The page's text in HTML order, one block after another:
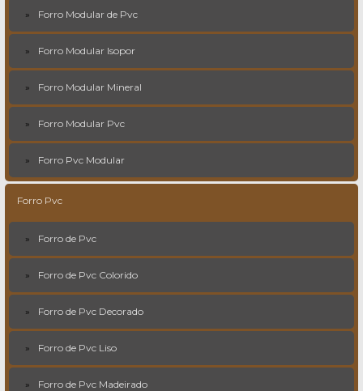
Forro Modular de Pvc
Forro Modular Isopor
Forro Modular Mineral
Forro Modular Pvc
Forro Pvc Modular
Forro Pvc
Forro de Pvc
Forro de Pvc Colorido
Forro de Pvc Decorado
Forro de Pvc Liso
Forro de Pvc Madeirado